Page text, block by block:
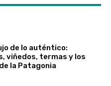
de lo auténtico:
viñedos, termas y los
la Patagonia